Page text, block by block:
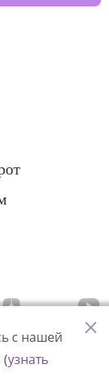
с нашей
узнать